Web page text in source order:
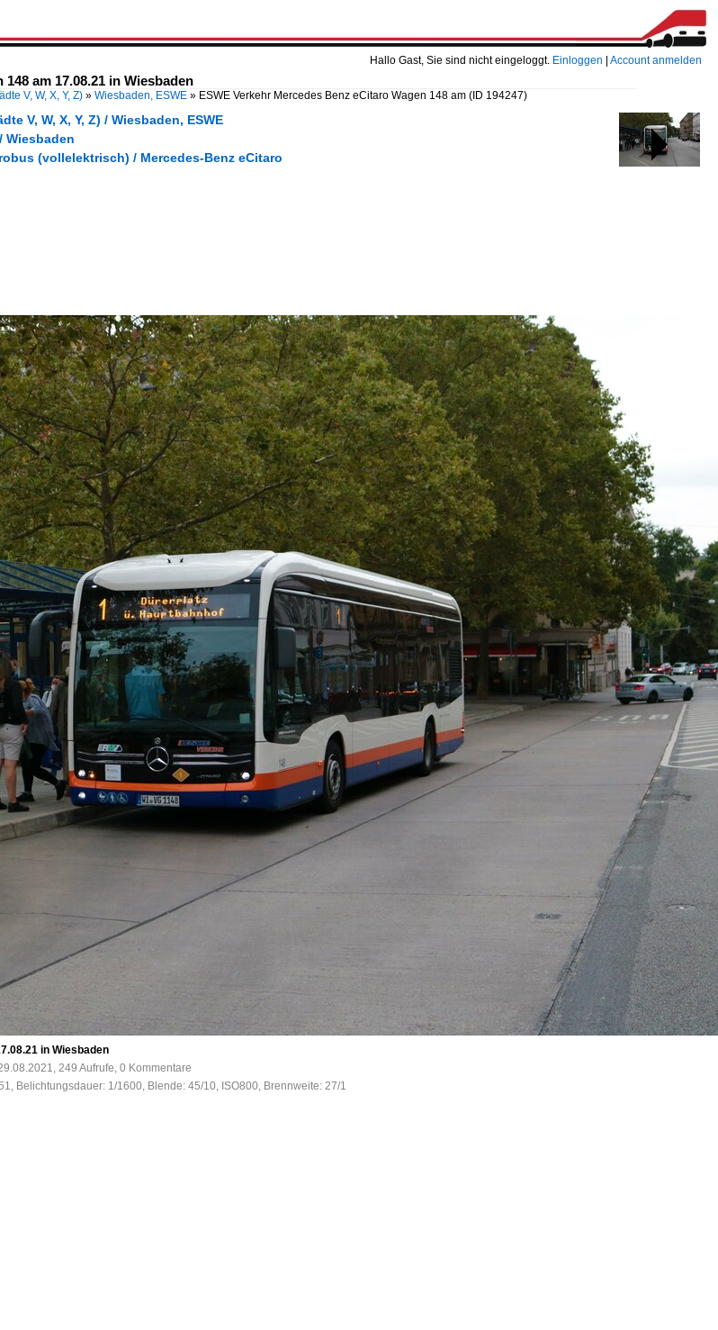
Hallo Gast, Sie sind nicht eingeloggt. Einloggen Account anmelden
am 17.08.21 in Wiesbaden
V, W, X, Y, Z) » Wiesbaden, ESWE » ESWE Verkehr Mercedes Benz eCitaro Wagen 148 am (ID 194247)
V, W, X, Y, Z) / Wiesbaden, ESWE
Wiesbaden
(vollelektrisch) / Mercedes-Benz eCitaro
in Wiesbaden
249 Aufrufe, 0 Kommentare
Belichtungsdauer: 1/1600, Blende: 45/10, ISO800, Brennweite: 27/1